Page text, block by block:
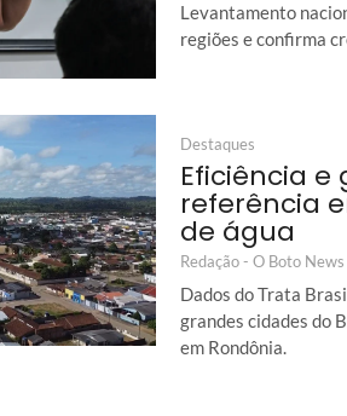
Levantamento
regiões e confirma
Destaques
Eficiência e
referência
de água
Redação - O Boto News
Dados do Trata
grandes cidades do
em Rondônia.